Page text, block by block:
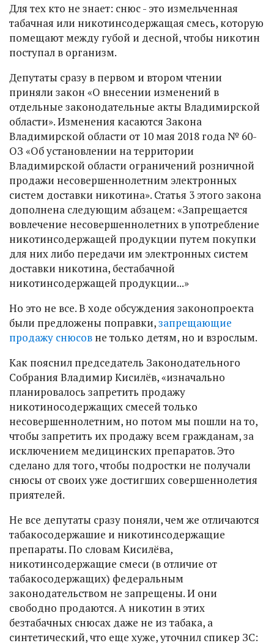
Для тех кто не знает: снюс - это измельченная
табачная или никотинсодержащая смесь, которую
помещают между губой и десной, чтобы никотин
поступал в организм.
Депутаты сразу в первом и втором чтении
приняли закон «О внесении изменений в
отдельные законодательные акты Владимирской
области». Изменения касаются Закона
Владимирской области от 10 мая 2018 года № 60-
ОЗ «Об установлении на территории
Владимирской области ограничений розничной
продажи несовершеннолетним электронных
систем доставки никотина». Статья 3 этого закона
дополнена следующим абзацем: «Запрещается
вовлечение несовершеннолетних в употребление
никотинсодержащей продукции путем покупки
для них либо передачи им электронных систем
доставки никотина, бестабачной
никотинсодержащей продукции...»
Но это не все. В ходе обсуждения законопроекта
были предложены поправки,запрещающие
продажу снюсов не только детям, но и взрослым.
Как пояснил председатель Законодательного
Собрания Владимир Кисилёв, «изначально
планировалось запретить продажу
никотиносодержащих смесей только
несовершеннолетним, но потом мы пошли на то,
чтобы запретить их продажу всем гражданам, за
исключением медицинских препаратов. Это
сделано для того, чтобы подростки не получали
снюсы от своих уже достигших совершеннолетия
приятелей.
Не все депутаты сразу поняли, чем же отличаются
табакосодержашие и никотинсодержащие
препараты. По словам Кисилёва,
никотинсодержащие смеси (в отличие от
табакосодержащих) федеральным
законодательством не запрещены. И они
свободно продаются. А никотин в этих
безтабачных снюсах даже не из табака, а
синтетический, что еще хуже, уточнил спикер ЗС: